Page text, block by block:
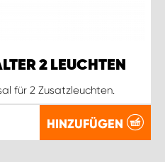
2 LEUCHTEN
für 2 Zusatzleuchten.
HINZUFÜGEN